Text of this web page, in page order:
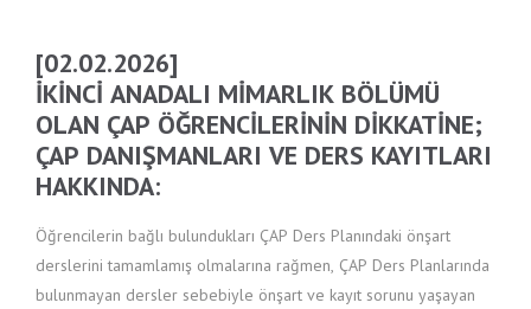
[02.02.2026]
İKINCI ANADALI MIMARLIK BÖLÜMÜ
OLAN ÇAP ÖĞRENCILERININ DIKKATINE;
ÇAP DANIŞMANLARI VE DERS KAYITLARI
HAKKINDA:
Öğrencilerin bağlı bulundukları ÇAP Ders Planındaki önşart
derslerini tamamlamış olmalarına rağmen, ÇAP Ders Planlarında
bulunmayan dersler sebebiyle önşart ve kayıt sorunu yaşayan